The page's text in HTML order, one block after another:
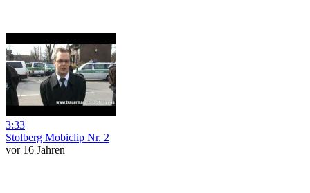
3:33
Stolberg Mobiclip Nr. 2
vor 16 Jahren